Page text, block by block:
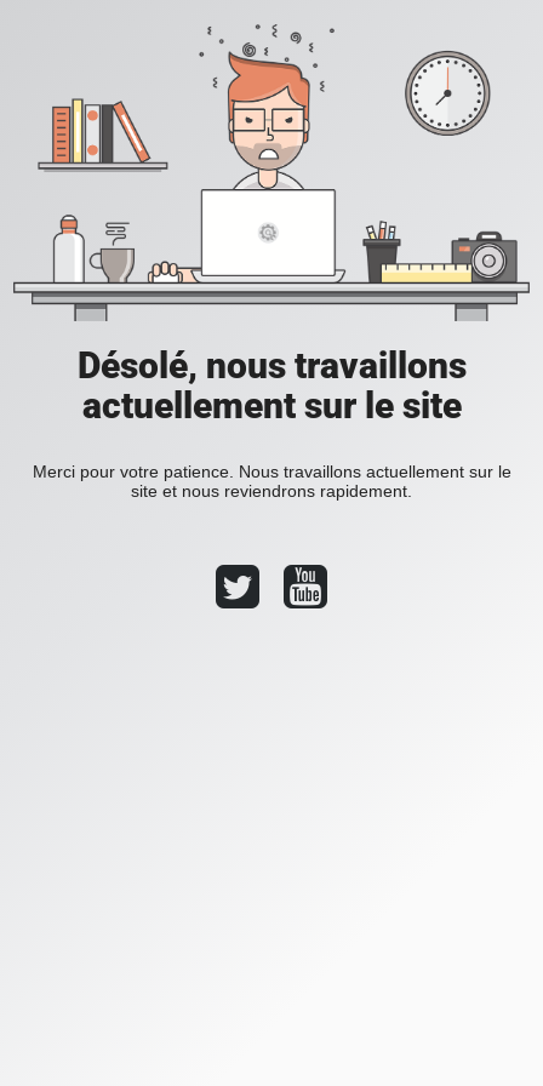
Désolé, nous travaillons
actuellement sur le site
Merci pour votre patience. Nous travaillons actuellement sur le
site et nous reviendrons rapidement.